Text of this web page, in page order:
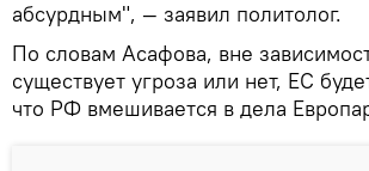
абсурдным", — заявил политолог.
По словам Асафова, вне
существует угроза или нет, ЕС
что РФ вмешивается в дела